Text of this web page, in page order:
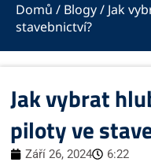
Domů / Blogy/ Jak
stavebnictví?
Jak vybrat
piloty ve
Září 26, 2024 6:22